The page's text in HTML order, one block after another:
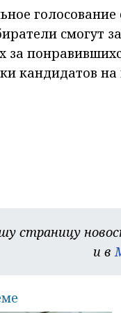
голосование
смогут
за
кандидатов
страницу
и в